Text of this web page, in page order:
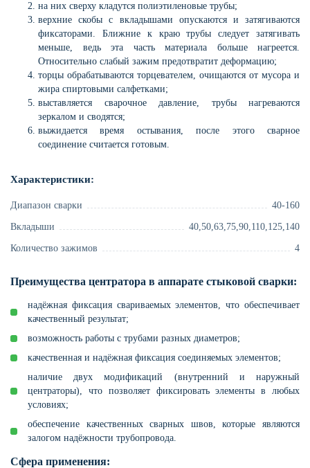
на них сверху кладутся полиэтиленовые трубы;
верхние скобы с вкладышами опускаются и затягиваются
фиксаторами. Ближние к краю трубы следует затягивать
меньше, ведь эта часть материала больше нагреется.
Относительно слабый зажим предотвратит деформацию;
торцы обрабатываются торцевателем, очищаются от мусора и
жира спиртовыми салфетками;
выставляется сварочное давление, трубы нагреваются
зеркалом и сводятся;
выжидается время остывания, после этого сварное
соединение считается готовым.
Характеристики:
Диапазон сварки 40-160
Вкладыши 40,50,63,75,90,110,125,140
Количество зажимов 4
Преимущества центратора в аппарате стыковой сварки:
надёжная фиксация свариваемых элементов, что обеспечивает
качественный результат;
возможность работы с трубами разных диаметров;
качественная и надёжная фиксация соединяемых элементов;
наличие двух модификаций (внутренний и наружный
центраторы), что позволяет фиксировать элементы в любых
условиях;
обеспечение качественных сварных швов, которые являются
залогом надёжности трубопровода.
Сфера применения: